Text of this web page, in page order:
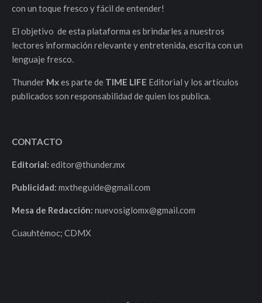
con un toque fresco y fácil de entender!
El objetivo de esta plataforma es brindarles a nuestros
lectores información relevante y entretenida, escrita con un
lenguaje fresco.
Thunder Mxes parte de TIME LIFE Editorial y los artículos
publicados son responsabilidad de quien los publica.
CONTACTO
Editorial: editor@thunder.mx
Publicidad: mxtheguide@gmail.com
Mesa de Redacción: nuevosiglomx@gmail.com
Cuauhtémoc; CDMX